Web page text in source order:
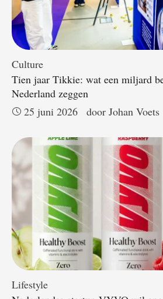
Culture
Tien jaar Tikkie: wat een miljard
Nederland zeggen
25 juni 2026
door Johan Voets
Lifestyle